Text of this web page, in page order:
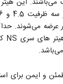
عرضه می‌شوند.
و ایمن برای